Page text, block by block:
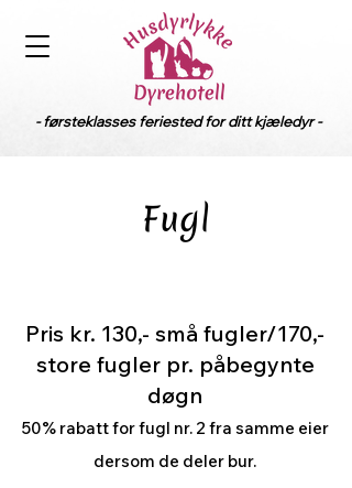
- førsteklasses feriested for ditt kjæledyr -
Fugl
Pris kr. 130,- små fugler/170,-
store fugler pr. påbegynte
døgn
50% rabatt for fugl nr. 2 fra samme eier
dersom de deler bur.